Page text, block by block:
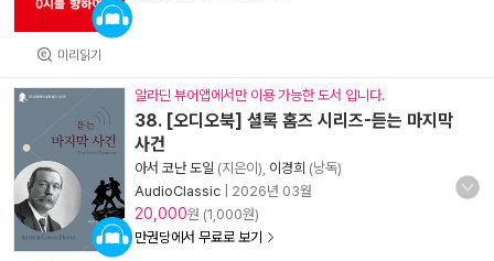
미리읽기
알라딘 뷰어앱에서만 이용 가능한 도서 입니다.
38. [오디오북] 셜록 홈즈 시리즈-듣는 마지막
사건
아서 코난 도일 (지은이), 이경희 (낭독)
AudioClassic
2026년 03월
20,000원 (1,000원)
만권당에서 무료로 보기